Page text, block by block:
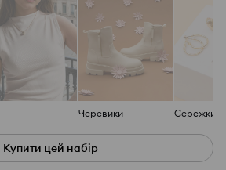
Черевики Сережки,
Купити цей набір